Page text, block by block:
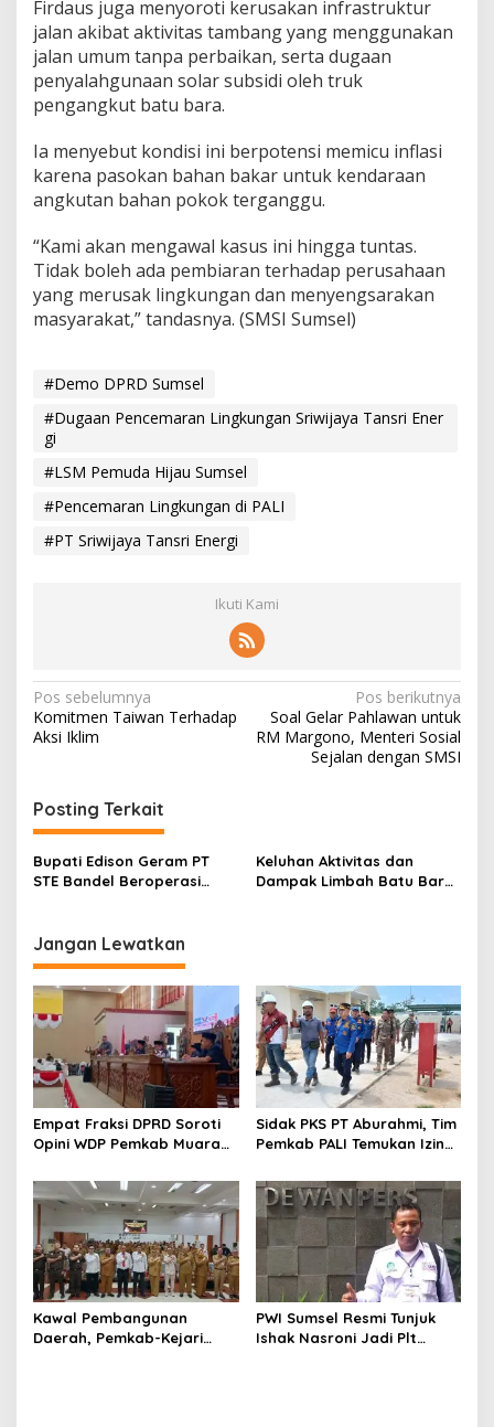
Firdaus juga menyoroti kerusakan infrastruktur
jalan akibat aktivitas tambang yang menggunakan
jalan umum tanpa perbaikan, serta dugaan
penyalahgunaan solar subsidi oleh truk
pengangkut batu bara.
Ia menyebut kondisi ini berpotensi memicu inflasi
karena pasokan bahan bakar untuk kendaraan
angkutan bahan pokok terganggu.
“Kami akan mengawal kasus ini hingga tuntas.
Tidak boleh ada pembiaran terhadap perusahaan
yang merusak lingkungan dan menyengsarakan
masyarakat,” tandasnya. (SMSI Sumsel)
#Demo DPRD Sumsel
#Dugaan Pencemaran Lingkungan Sriwijaya Tansri Ener
gi
#LSM Pemuda Hijau Sumsel
#Pencemaran Lingkungan di PALI
#PT Sriwijaya Tansri Energi
Ikuti Kami
N
a
i
g
a
s
p
o
s
Pos sebelumnya
Komitmen Taiwan Terhadap
Aksi Iklim
Pos berikutnya
Soal Gelar Pahlawan untuk
RM Margono, Menteri Sosial
Sejalan dengan SMSI
Posting Terkait
Bupati Edison Geram PT
STE Bandel Beroperasi
Keluhan Aktivitas dan
Dampak Limbah Batu Bara,
Jangan Lewatkan
Empat Fraksi DPRD Soroti
Opini WDP Pemkab Muara
Kelola Keuangan
Sidak PKS PT Aburahmi, Tim
Pemkab PALI Temukan Izin
Kawal Pembangunan
Daerah, Pemkab-Kejari
PWI Sumsel Resmi Tunjuk
Ishak Nasroni Jadi Plt